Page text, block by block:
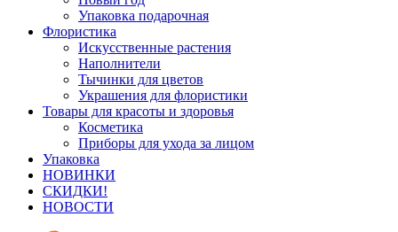
Упаковка подарочная
Флористика
Искусственные растения
Наполнители
Тычинки для цветов
Украшения для флористики
Товары для красоты и здоровья
Косметика
Приборы для ухода за лицом
Упаковка
НОВИНКИ
СКИДКИ!
НОВОСТИ